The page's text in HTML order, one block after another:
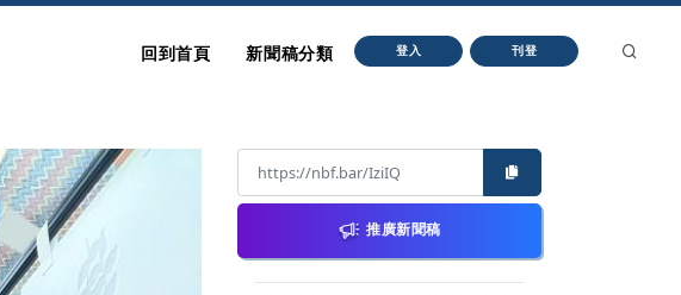
回到首頁 新聞稿分類 登入 刊登
推廣新聞稿